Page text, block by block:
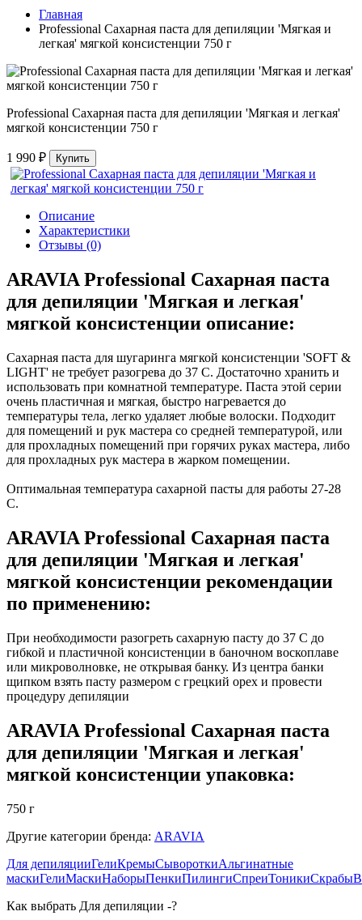
Главная
Professional Сахарная паста для депиляции 'Мягкая и
легкая' мягкой консистенции 750 г
Professional Сахарная паста для депиляции 'Мягкая и легкая'
мягкой консистенции 750 г
1 990 ₽ Купить
Описание
Характеристики
Отзывы (0)
ARAVIA Professional Сахарная паста
для депиляции 'Мягкая и легкая'
мягкой консистенции описание:
Сахарная паста для шугаринга мягкой консистенции 'SOFT &
LIGHT' не требует разогрева до 37 C. Достаточно хранить и
использовать при комнатной температуре. Паста этой серии
очень пластичная и мягкая, быстро нагревается до
температуры тела, легко удаляет любые волоски. Подходит
для помещений и рук мастера со средней температурой, или
для прохладных помещений при горячих руках мастера, либо
для прохладных рук мастера в жарком помещении.
Оптимальная температура сахарной пасты для работы 27-28
C.
ARAVIA Professional Сахарная паста
для депиляции 'Мягкая и легкая'
мягкой консистенции рекомендации
по применению:
При необходимости разогреть сахарную пасту до 37 C до
гибкой и пластичной консистенции в баночном воскоплаве
или микроволновке, не открывая банку. Из центра банки
щипком взять пасту размером с грецкий орех и провести
процедуру депиляции
ARAVIA Professional Сахарная паста
для депиляции 'Мягкая и легкая'
мягкой консистенции упаковка:
750 г
Другие категории бренда: ARAVIA
Для депиляцииГелиКремыСывороткиАльгинатные
маскиГелиМаскиНаборыПенкиПилингиСпреиТоникиСкрабы
Как выбрать Для депиляции -?